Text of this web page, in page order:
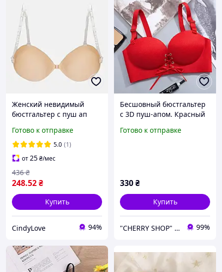
Женский невидимый
бюстгальтер с пуш ап
бюстгальтер невидимка
лифчик с бретельками на
клейкой основе A
Готово к отправке
5.0 (1)
от25₴/мес
248.52₴
436 ₴
Купить
CindyLove 94%
Бесшовный бюстгальтер
с 3D пуш-апом. Красный
Готово к отправке
330₴
Купить
"CHERRY SHOP" Косметика, женская одежда и аксессуары 99%